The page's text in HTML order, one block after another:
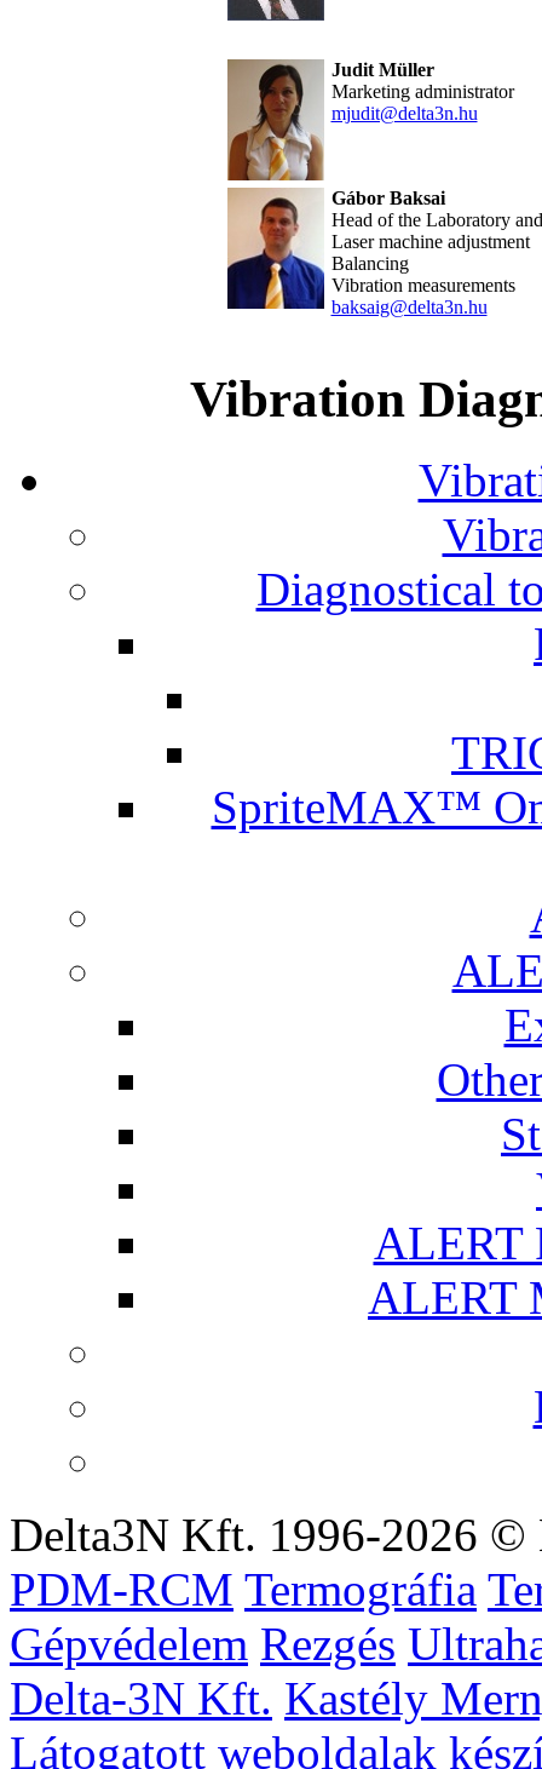
Judit Müller
Marketing administrator
mjudit@delta3n.hu
Gábor Baksai
Head of the Laboratory
Laser machine adjustment
Balancing
Vibration measurements
baksaig@delta3n.hu
Vibration
Diagnostical
SpriteMAX™
ALERT
ALERT
Delta3N Kft. 1996-2026 ©
PDM-RCM Termográfia
Gépvédelem Rezgés
Delta-3N Kft. Kastély
Látogatott weboldalak